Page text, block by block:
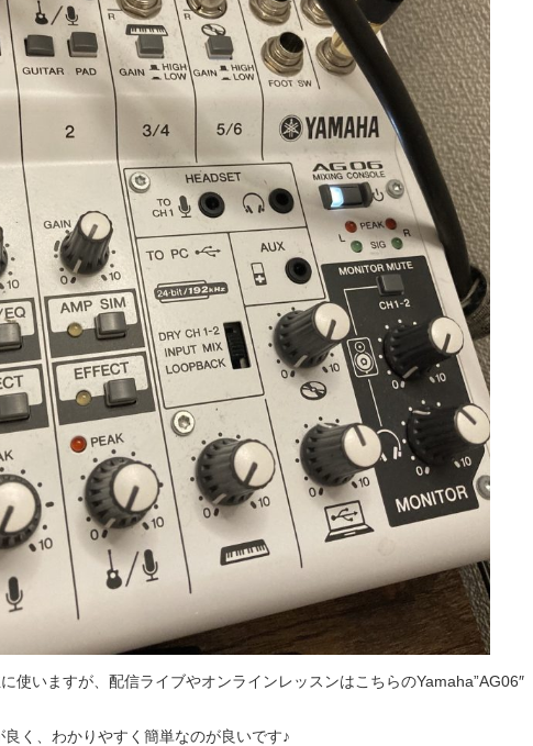
使いますが、配信ライブやオンラインレッスンはこちらのYamaha”AG06″
く、わかりやすく簡単なのが良いです♪